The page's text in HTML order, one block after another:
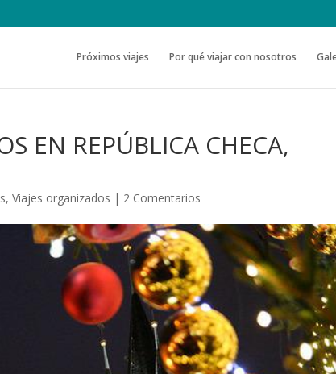
Próximos viajes Por qué viajar con nosotros
EN REPÚBLICA CHECA,
,Viajes organizados | 2 Comentarios